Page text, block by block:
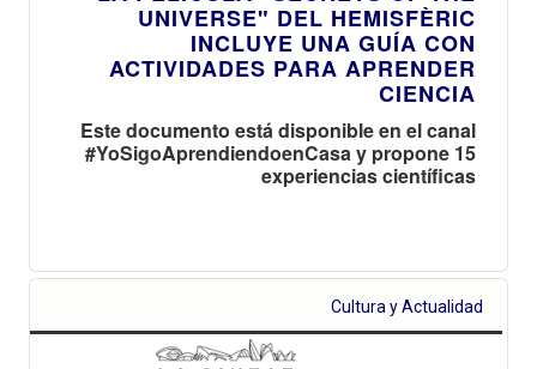
UNIVERSE" DEL HEMISFÈRIC
INCLUYE UNA GUÍA CON
ACTIVIDADES PARA APRENDER
CIENCIA
Este documento está disponible en el canal
#YoSigoAprendiendoenCasa y propone 15
experiencias científicas
Cultura y Actualidad